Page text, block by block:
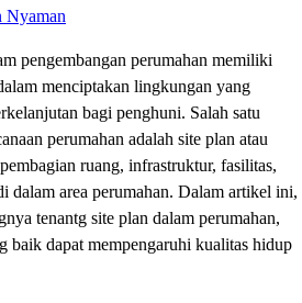
Nyaman
pengembangan perumahan memiliki
menciptakan lingkungan yang
bagi penghuni. Salah satu
perumahan adalah site plan atau
ruang, infrastruktur, fasilitas,
dalam area perumahan. Dalam artikel ini,
tenantg site plan dalam perumahan,
baik dapat mempengaruhi kualitas hidup